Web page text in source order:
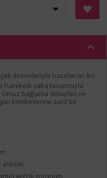
desenleriyle hazırlanan kız
hareketli yaka tasarımıyla
bağlama detayları ve
kombinlerine zarif bir
geçişli görünüm